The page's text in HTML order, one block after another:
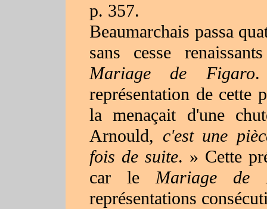
p. 357.
Beaumarchais passa
sans cesse
Mariage de Figaro.
représentation de cette
la menaçait d'une
Arnould, c'est une
fois de suite. » Cette
car leMariage
représentations